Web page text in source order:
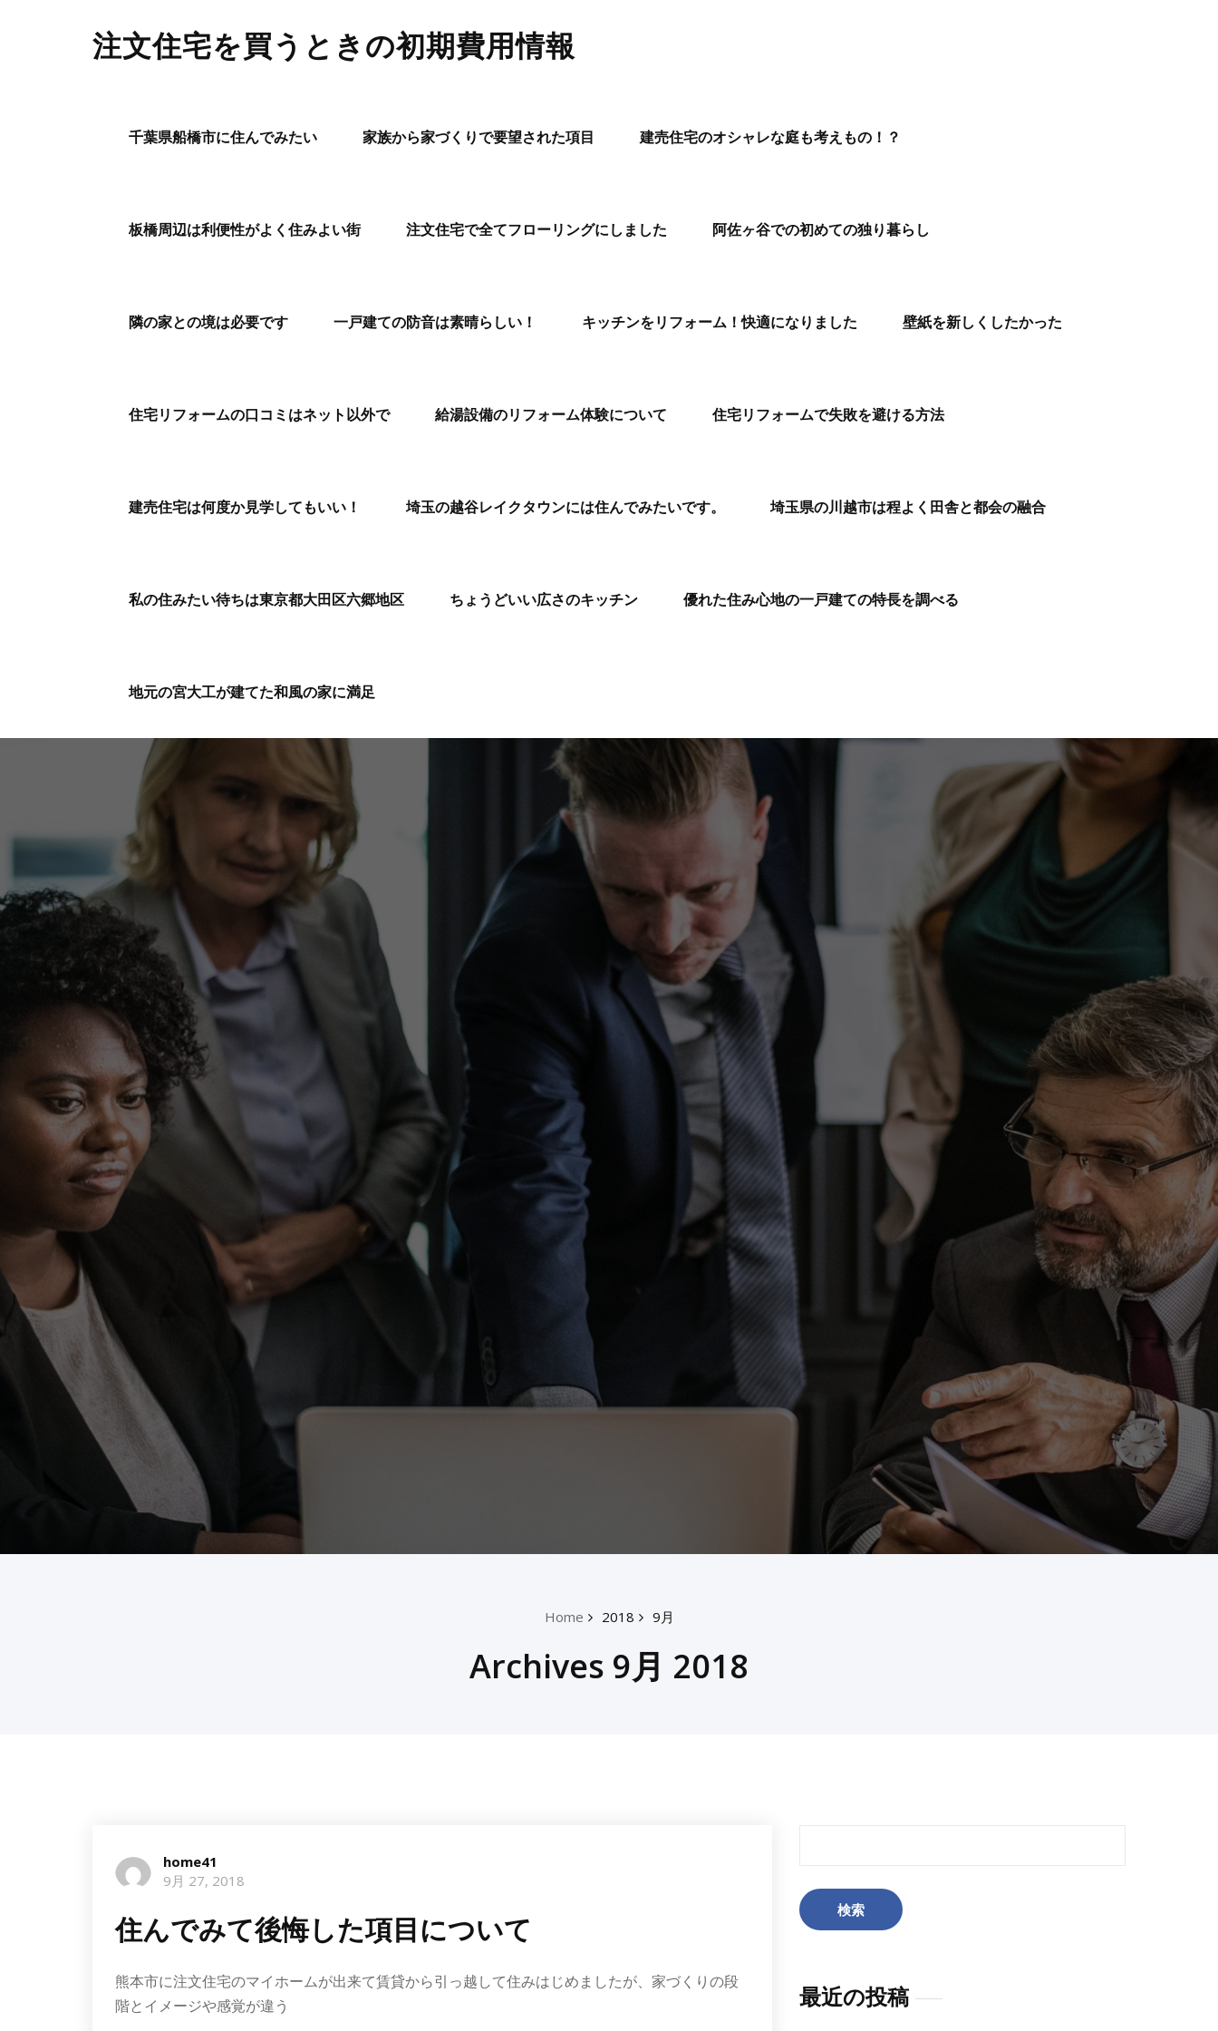
注文住宅を買うときの初期費用情報
千葉県船橋市に住んでみたい 家族から家づくりで要望された項目 建売住宅のオシャレな庭も考えもの！？
板橋周辺は利便性がよく住みよい街 注文住宅で全てフローリングにしました 阿佐ヶ谷での初めての独り暮らし
隣の家との境は必要です 一戸建ての防音は素晴らしい！ キッチンをリフォーム！快適になりました 壁紙を新しくしたかった
住宅リフォームの口コミはネット以外で 給湯設備のリフォーム体験について 住宅リフォームで失敗を避ける方法
建売住宅は何度か見学してもいい！ 埼玉の越谷レイクタウンには住んでみたいです。 埼玉県の川越市は程よく田舎と都会の融合
私の住みたい待ちは東京都大田区六郷地区 ちょうどいい広さのキッチン 優れた住み心地の一戸建ての特長を調べる
地元の宮大工が建てた和風の家に満足
Home 2018 9月
Archives 9月 2018
home41
9月 27, 2018
住んでみて後悔した項目について
熊本市に注文住宅のマイホームが出来て賃貸から引っ越して住みはじめましたが、家づくりの段
階とイメージや感覚が違う
最近の投稿